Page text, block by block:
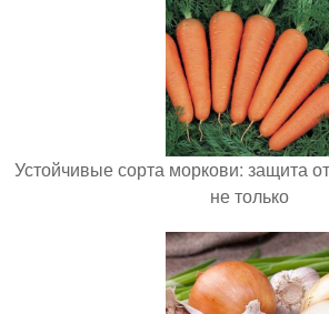
Устойчивые сорта моркови: защита
не только